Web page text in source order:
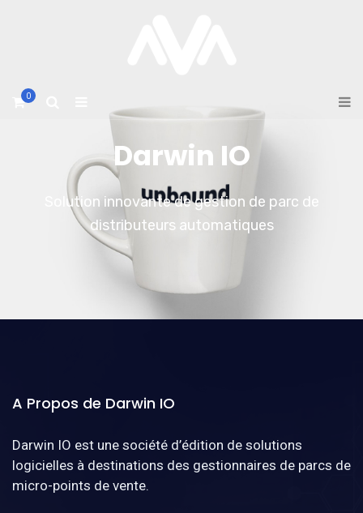
0
Darwin IO
Solution innovante de gestion de parc de
distributeurs automatiques
A Propos de Darwin IO
Darwin IO est une société d’édition de solutions
logicielles à destinations des gestionnaires de parcs de
micro-points de vente.